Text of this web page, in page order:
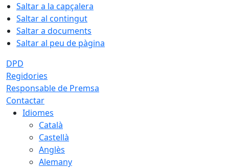
Saltar a la capçalera
Saltar al contingut
Saltar a documents
Saltar al peu de pàgina
DPD
Regidories
Responsable de Premsa
Contactar
Idiomes
Català
Castellà
Anglès
Alemany